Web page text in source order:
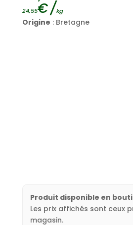
24,55€/kg
Origine : Bretagne
Produit disponible en
Les prix affichés sont ceux
magasin.